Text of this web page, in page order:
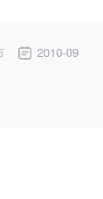
2010-09